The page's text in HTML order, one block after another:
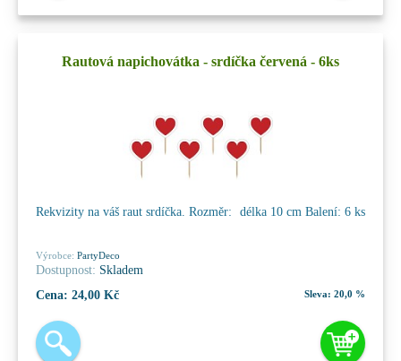
Rautová napichovátka - srdíčka červená - 6ks
Rekvizity na váš raut srdíčka. Rozměr: délka 10 cm Balení: 6 ks
Výrobce: PartyDeco
Dostupnost: Skladem
Cena: 24,00 Kč Sleva: 20,0 %